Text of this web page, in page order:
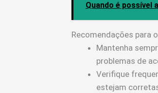
Quando é possível
Recomendações para
Mantenha
problemas de
Verifique
estejam